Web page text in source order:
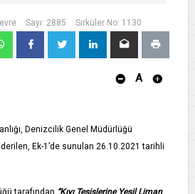
Sayı: 2885 Sirküler No: 1130
A
Denizcilik Genel Müdürlüğü
Ek-1’de sunulan 26.10.2021 tarihli